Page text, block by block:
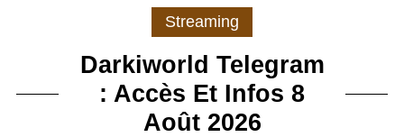
Streaming
Darkiworld Telegram
: Accès Et Infos 8
Août 2026